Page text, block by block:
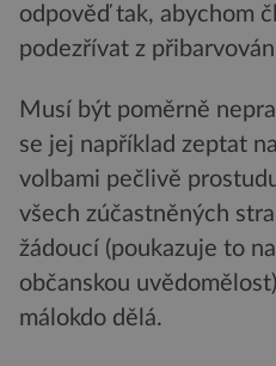
odpověď tak, abychom
podezřívat z
Musí být poměrně
se jej například zeptat
volbami pečlivě
všech zúčastněných
žádoucí (poukazuje to
občanskou
málokdo dělá.